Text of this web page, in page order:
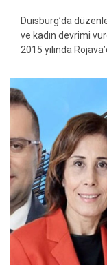
Duisburg’da
ve kadın devrimi
2015 yılında